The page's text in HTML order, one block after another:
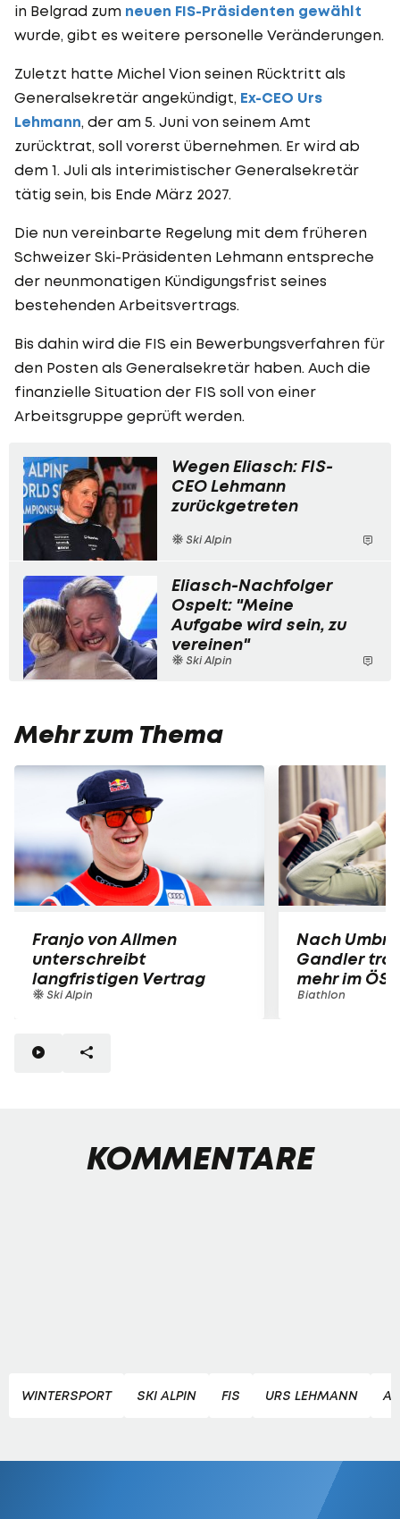
in Belgrad zum neuen FIS-Präsidenten gewählt
wurde, gibt es weitere personelle Veränderungen.
Zuletzt hatte Michel Vion seinen Rücktritt als
Generalsekretär angekündigt, Ex-CEO Urs
Lehmann, der am 5. Juni von seinem Amt
zurücktrat, soll vorerst übernehmen. Er wird ab
dem 1. Juli als interimistischer Generalsekretär
tätig sein, bis Ende März 2027.
Die nun vereinbarte Regelung mit dem früheren
Schweizer Ski-Präsidenten Lehmann entspreche
der neunmonatigen Kündigungsfrist seines
bestehenden Arbeitsvertrags.
Bis dahin wird die FIS ein Bewerbungsverfahren für
den Posten als Generalsekretär haben. Auch die
finanzielle Situation der FIS soll von einer
Arbeitsgruppe geprüft werden.
Wegen Eliasch: FIS-
CEO Lehmann
zurückgetreten
Ski Alpin
Eliasch-Nachfolger
Ospelt: "Meine
Aufgabe wird sein, zu
vereinen"
Ski Alpin
Mehr zum Thema
Franjo von Allmen
unterschreibt
langfristigen Vertrag
Ski Alpin
Nach
Gandler
mehr im ÖSV
Biathlon
KOMMENTARE
WINTERSPORT SKI ALPIN FIS URS LEHMANN